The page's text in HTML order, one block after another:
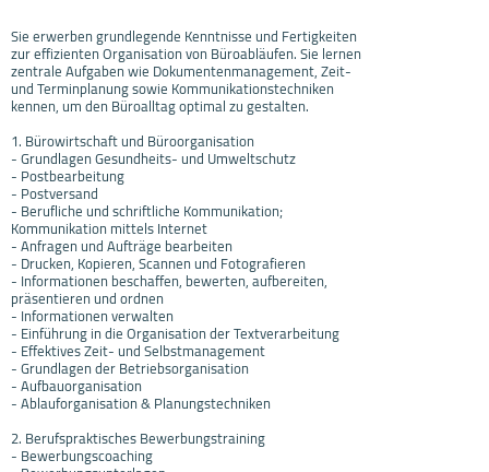
Sie erwerben grundlegende Kenntnisse und Fertigkeiten
zur effizienten Organisation von Büroabläufen. Sie lernen
zentrale Aufgaben wie Dokumentenmanagement, Zeit-
und Terminplanung sowie Kommunikationstechniken
kennen, um den Büroalltag optimal zu gestalten.
1. Bürowirtschaft und Büroorganisation
- Grundlagen Gesundheits- und Umweltschutz
- Postbearbeitung
- Postversand
- Berufliche und schriftliche Kommunikation;
Kommunikation mittels Internet
- Anfragen und Aufträge bearbeiten
- Drucken, Kopieren, Scannen und Fotografieren
- Informationen beschaffen, bewerten, aufbereiten,
präsentieren und ordnen
- Informationen verwalten
- Einführung in die Organisation der Textverarbeitung
- Effektives Zeit- und Selbstmanagement
- Grundlagen der Betriebsorganisation
- Aufbauorganisation
- Ablauforganisation & Planungstechniken
2. Berufspraktisches Bewerbungstraining
- Bewerbungscoaching